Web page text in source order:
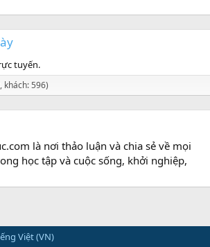
tuyến.
khách: 596)
là nơi thảo luận và chia sẻ về mọi
học tập và cuộc sống, khởi nghiệp,
Việt (VN)